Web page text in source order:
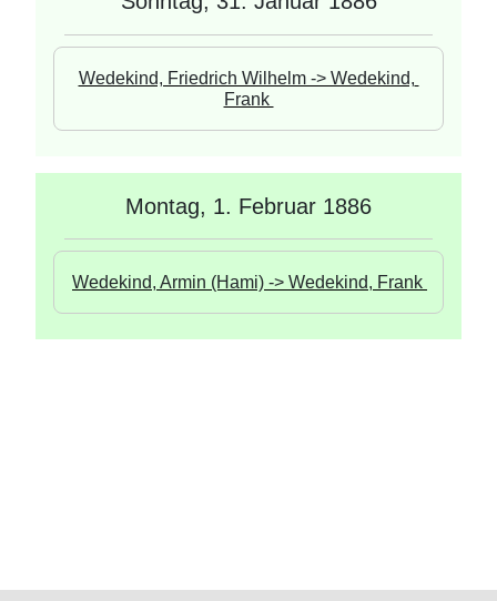
Wedekind, Friedrich Wilhelm -> Wedekind,
Frank
Montag, 1. Februar 1886